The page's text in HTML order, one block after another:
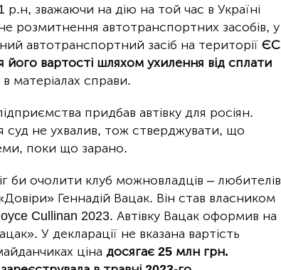
зважаючи на дію на той час в Україні
розмитнення автотранспортних засобів, у
автотранспортний засіб на території ЄС
вартості шляхом ухилення від сплати
матеріалах справи.
придбав автівку для росіян.
суд не ухвалив, тож стверджувати, що
поки що зарано.
очолити клуб можновладців – любителів
Геннадій Вацак. Він став власником
Cullinan 2023. Автівку Вацак оформив на
У декларації не вказана вартість
ціна досягає 25 млн грн.